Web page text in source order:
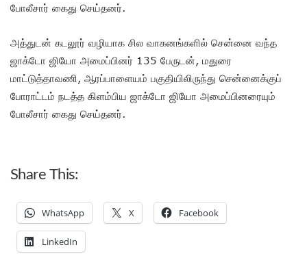
போலீசார் கைது செய்தனர்.
அத்துடன் கடலூர் வழியாக சில வாகனங்களில் சென்னை வந்த
ஜாக்டோ ஜியோ அமைப்பினர் 135 பேருடன், மதுரை
மாட்டுத்தாவணி, ஆரப்பாளையம் பகுதியிலிருந்து சென்னைக்குப்
போராட்டம் நடத்த கிளம்பிய ஜாக்டோ ஜியோ அமைப்பினரையும்
போலீசார் கைது செய்தனர்.
Share This:
WhatsApp X Facebook
LinkedIn